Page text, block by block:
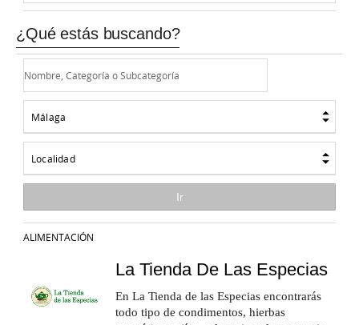
¿Qué estás buscando?
Málaga
Localidad
ALIMENTACIÓN
La Tienda De Las Especias
En La Tienda de las Especias encontrarás
todo tipo de condimentos, hierbas